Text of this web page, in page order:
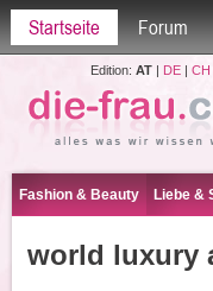
Startseite Forum
Edition: AT| DE| CH
Fashion & Beauty Liebe &
world luxury